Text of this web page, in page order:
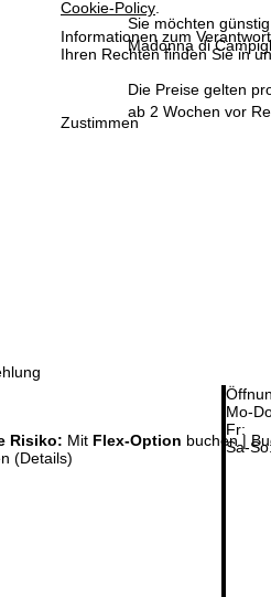
Cookie-Policy.
Informationen zum
Ihren Rechten finden Sie in
Zustimmen
Mo-
Fr:
Sa-
r
t
Sie möchten
Madonna di
Die Preise gelten
ab 2 Wochen vor
Risiko: Mit Flex-Option buchen |
(Details)